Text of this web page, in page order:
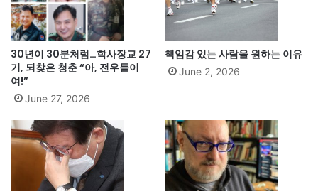
30년이 30분처럼…학사장교 27
기, 되찾은 청춘 “아, 전우들이
여!”
June 27, 2026
책임감 있는 사람을 원하는 이유
June 2, 2026